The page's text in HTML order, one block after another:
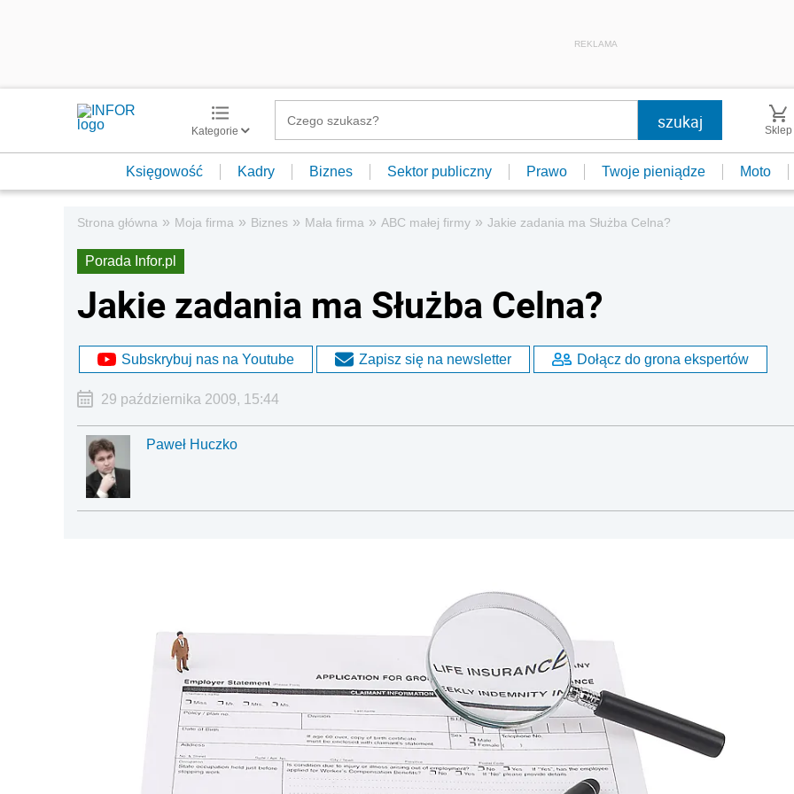
REKLAMA
Kategorie Sklep
Księgowość Kadry Biznes Sektor publiczny Prawo Twoje pieniądze Moto
Strona główna » Moja firma » Biznes » Mała firma » ABC małej firmy » Jakie zadania ma Służba Celna?
Porada Infor.pl
Jakie zadania ma Służba Celna?
Subskrybuj nas na Youtube Zapisz się na newsletter Dołącz do grona ekspertów
29 października 2009, 15:44
Paweł Huczko